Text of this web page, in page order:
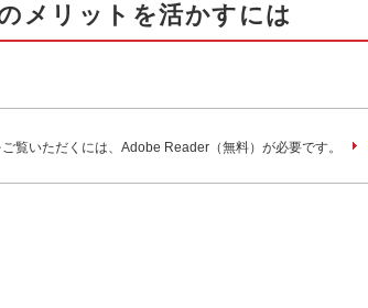
メリットを活かすには
覧いただくには、Adobe Reader（無料）が必要です。